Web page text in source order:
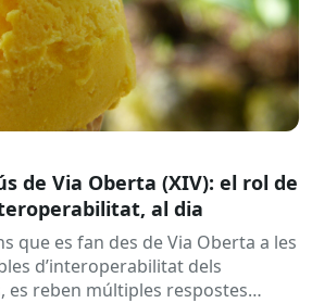
de Via Oberta (XIV): el rol de
al dia
que es fan des de Via Oberta a les
d’interoperabilitat dels
es reben múltiples respostes